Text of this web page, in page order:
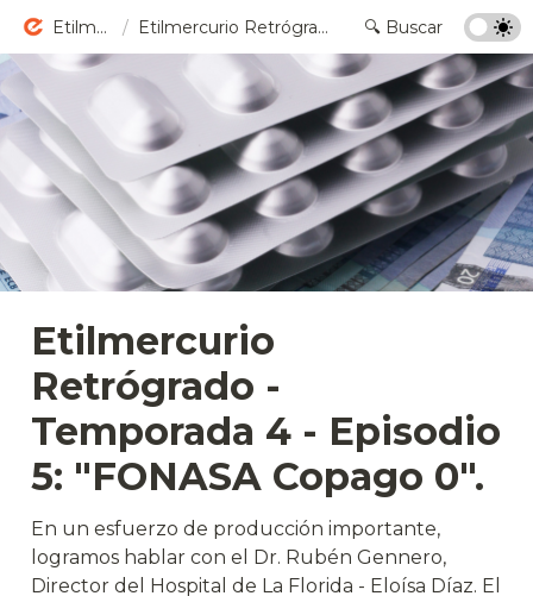
Etilmercurio / Etilmercurio Retrógrado - Temporada 4 - Episodio 5: "FONASA Copago 0".
Etilmercurio
Retrógrado -
Temporada 4 - Episodio
5: "FONASA Copago 0".
En un esfuerzo de producción importante,
logramos hablar con el Dr. Rubén Gennero,
Director del Hospital de La Florida - Eloísa Díaz. El